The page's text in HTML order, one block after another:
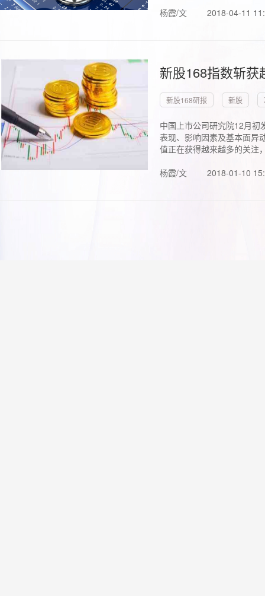
杨霞/文 2018-04-11
新股168指数斩
新股168研报 新股
中国上市公司研究院12月初
表现、影响因素及基本面异
值正在获得越来越多的关注
杨霞/文
2018-01-10